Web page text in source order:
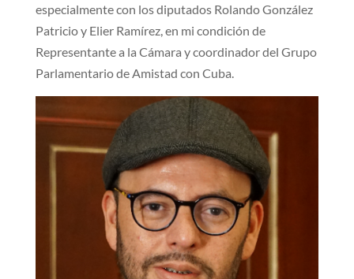
especialmente con los diputados Rolando González
Patricio y Elier Ramírez, en mi condición de
Representante a la Cámara y coordinador del Grupo
Parlamentario de Amistad con Cuba.